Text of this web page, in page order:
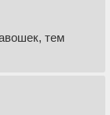
тем